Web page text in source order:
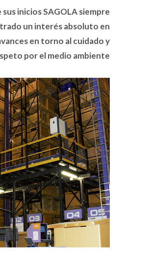
sus inicios SAGOLA siempre
un interés absoluto en
en torno al cuidado y
por el medio ambiente